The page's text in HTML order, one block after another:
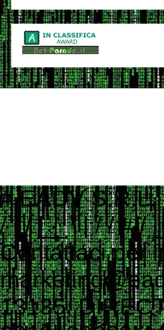
# EADV S.R.L. # Pubblicità Digitale e Programmatic Advertising # ___ ____ _ __ # ___ / | / __ \ | / / # / _ \/ /| | / / / / | / / # / __/ ___ |/ /_/ /| |/ / # \___/_/ |_/_____/ |___/ # # Contattaci per informazioni commerciali # Website: www.eadv.it # Email: marketing@eadv.it # START ads.txt - vocidallastrada.org - 2023-10-18 14:39:45 eadv.it, 13135, DIRECT 152media.info, 152M10, RESELLER 33across.com, 0010b00002MptHCAAZ, RESELLER, bbea06d9c4d2853c 33across.com, 0010b00002T3JniAAF, RESELLER, bbea06d9c4d2853c 33across.com, 0010b00002cGp2AAAS, RESELLER, bbea06d9c4d2853c 33across.com, 0013300001kQj2HAAS, RESELLER, bbea06d9c4d2853c 33across.com, 0015a00002oUk4aAAC, RESELLER, bbea06d9c4d2853c 33across.com, 0015a00003DKg9ZAAT, RESELLER, bbea06d9c4d2853c ad.plus, 352349, RESELLER adagio.io, 1294, RESELLER adcolony.com, 496220845654deec, RESELLER, 1ad675c9de6b5176 adform.com, 1226, RESELLER adform.com, 1819, RESELLER, 9f5210a2f0999e32 adform.com, 1889, RESELLER adform.com, 1943, RESELLER adform.com, 2110, RESELLER adform.com, 2112, RESELLER adform.com, 2437, RESELLER, 9f5210a2f0999e32 adform.com, 2464, RESELLER, 9f5210a2f0999e32 adform.com, 3027, RESELLER adform.com, 622, RESELLER adipolo.com, 617128b0fe110c0ddd7603b4, RESELLER admanmedia.com, 43, RESELLER admixer.net, b6d49994-83c5-4ff9-aa8a-c9eb99d1bc8c, RESELLER adsinteractive.hu, 258, RESELLER adswizz.com, consumable, RESELLER adswizz.com, entravision, RESELLER adswizz.com, targetspot, RESELLER adtech.com, 4687, RESELLER adtelligent.com, 537714, RESELLER advertising.com, 14832, RESELLER advertising.com, 21483, RESELLER advertising.com, 23089, RESELLER advertising.com, 28246, RESELLER advertising.com, 28305, RESELLER advertising.com, 28335, RESELLER,